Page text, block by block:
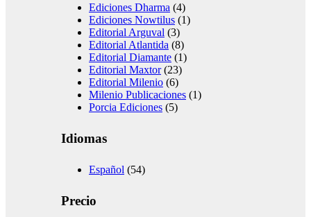
Ediciones Dharma (4)
Ediciones Nowtilus (1)
Editorial Arguval (3)
Editorial Atlantida (8)
Editorial Diamante (1)
Editorial Maxtor (23)
Editorial Milenio (6)
Milenio Publicaciones (1)
Porcia Ediciones (5)
Idiomas
Español (54)
Precio